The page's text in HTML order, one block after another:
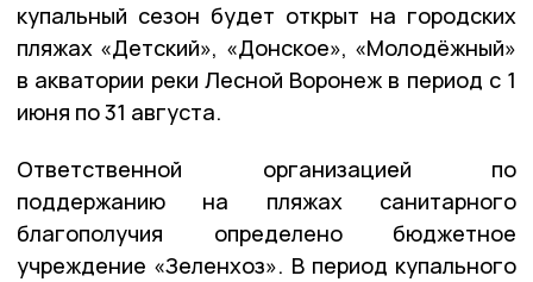
купальный сезон будет открыт на городских
пляжах «Детский», «Донское», «Молодёжный»
в акватории реки Лесной Воронеж в период с 1
июня по 31 августа.
Ответственной организацией по
поддержанию на пляжах санитарного
благополучия определено бюджетное
учреждение «Зеленхоз». В период купального